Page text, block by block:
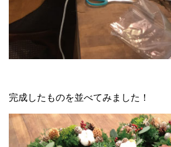
完成したものを並べてみました！